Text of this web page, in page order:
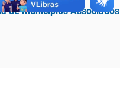
de Municípios Associados